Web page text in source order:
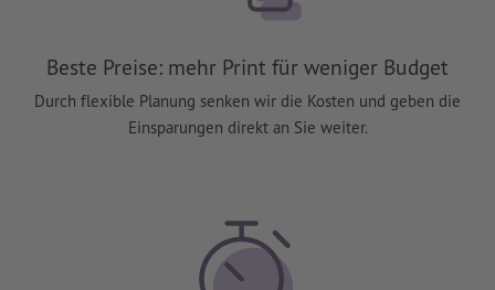
Beste Preise: mehr Print für weniger Budget
Durch flexible Planung senken wir die Kosten und geben die
Einsparungen direkt an Sie weiter.